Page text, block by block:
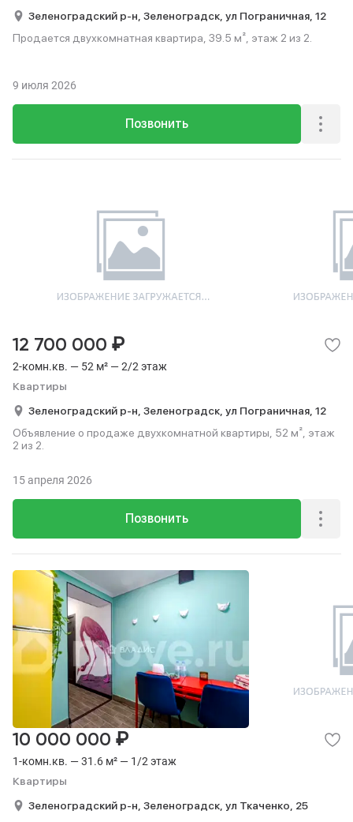
Зеленоградский р-н, Зеленоградск, ул Пограничная, 12
Продается двухкомнатная квартира, 39.5 м², этаж 2 из 2.
Позвонить
9 июля 2026
2-комн.кв. — 52 м² — 2/2 этаж
Квартиры
12 700 000 ₽
Зеленоградский р-н, Зеленоградск, ул Пограничная, 12
Объявление о продаже двухкомнатной квартиры, 52 м², этаж
2 из 2.
Позвонить
15 апреля 2026
1-комн.кв. — 31.6 м² — 1/2 этаж
Квартиры
10 000 000 ₽
Зеленоградский р-н, Зеленоградск, ул Ткаченко, 25